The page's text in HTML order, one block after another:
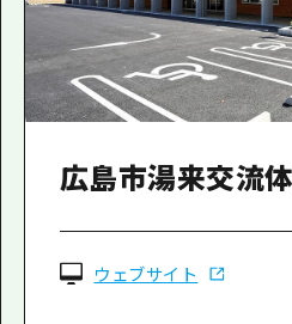
広島市湯来交流
ウェブサイト